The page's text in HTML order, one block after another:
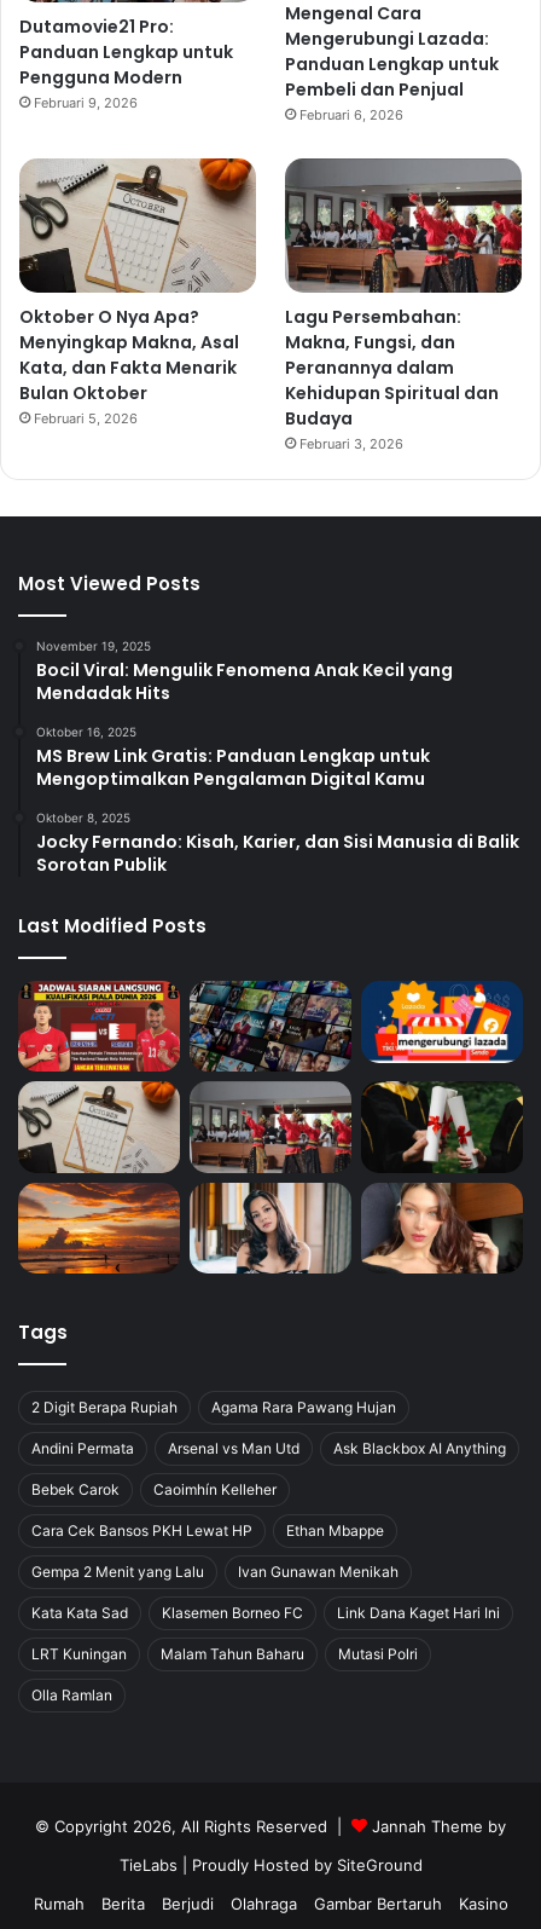
Dutamovie21 Pro:
Panduan Lengkap untuk
Pengguna Modern
Februari 9, 2026
Mengenal Cara
Mengerubungi Lazada:
Panduan Lengkap untuk
Pembeli dan Penjual
Februari 6, 2026
Oktober O Nya Apa?
Menyingkap Makna, Asal
Kata, dan Fakta Menarik
Bulan Oktober
Februari 5, 2026
Lagu Persembahan:
Makna, Fungsi, dan
Peranannya dalam
Kehidupan Spiritual dan
Budaya
Februari 3, 2026
Most Viewed Posts
November 19, 2025
Bocil Viral: Mengulik Fenomena Anak Kecil yang
Mendadak Hits
Oktober 16, 2025
MS Brew Link Gratis: Panduan Lengkap untuk
Mengoptimalkan Pengalaman Digital Kamu
Oktober 8, 2025
Jocky Fernando: Kisah, Karier, dan Sisi Manusia di Balik
Sorotan Publik
Last Modified Posts
Tags
2 Digit Berapa Rupiah Agama Rara Pawang Hujan
Andini Permata Arsenal vs Man Utd Ask Blackbox AI Anything
Bebek Carok Caoimhín Kelleher
Cara Cek Bansos PKH Lewat HP Ethan Mbappe
Gempa 2 Menit yang Lalu Ivan Gunawan Menikah
Kata Kata Sad Klasemen Borneo FC Link Dana Kaget Hari Ini
LRT Kuningan Malam Tahun Baharu Mutasi Polri
Olla Ramlan
© Copyright 2026, All Rights Reserved |
Jannah Theme by
TieLabs | Proudly Hosted by SiteGround
Rumah
Berita Berjudi Olahraga Gambar Bertaruh Kasino